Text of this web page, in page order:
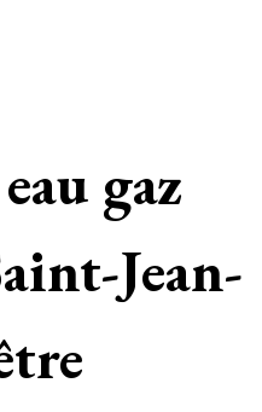
gaz
Jean-